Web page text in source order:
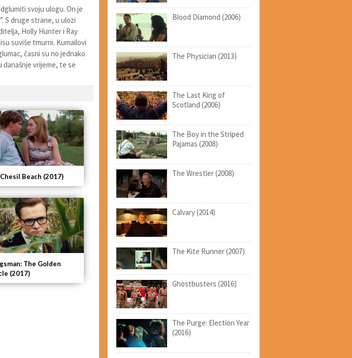
svoju ulogu. On je
S druge strane, u ulozi
Holly Hunter i Ray
suviše tmurni. Kumailovi
časni su no jednako
vrijeme, te se
The Golden
(2017)
Beach (2017)
Blood Diamond (2006)
The Physician (2013)
The Last King of
Scotland (2006)
The Boy in the Striped
Pajamas (2008)
The Wrestler (2008)
Calvary (2014)
The Kite Runner (2007)
Ghostbusters (2016)
The Purge: Election Year
(2016)